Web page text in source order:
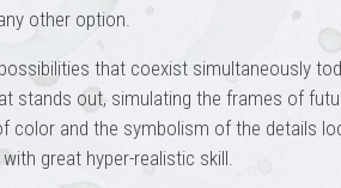
other option.
that coexist simultaneously
stands out, simulating the frames of
and the symbolism of the details
great hyper-realistic skill.